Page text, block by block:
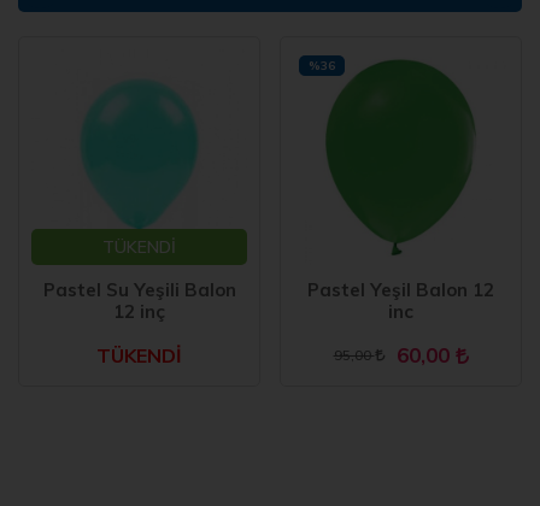
TÜKENDİ
Pastel Su Yeşili Balon
12 inç
TÜKENDİ
Pastel Yeşil Balon 12
inc
95,00 60,00
%36